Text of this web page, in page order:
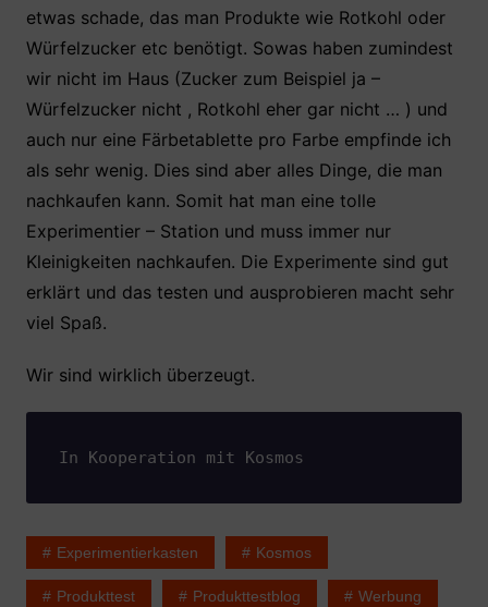
etwas schade, das man Produkte wie Rotkohl oder
Würfelzucker etc benötigt. Sowas haben zumindest
wir nicht im Haus (Zucker zum Beispiel ja –
Würfelzucker nicht , Rotkohl eher gar nicht … ) und
auch nur eine Färbetablette pro Farbe empfinde ich
als sehr wenig. Dies sind aber alles Dinge, die man
nachkaufen kann. Somit hat man eine tolle
Experimentier – Station und muss immer nur
Kleinigkeiten nachkaufen. Die Experimente sind gut
erklärt und das testen und ausprobieren macht sehr
viel Spaß.
Wir sind wirklich überzeugt.
In Kooperation mit Kosmos
Experimentierkasten Kosmos
Produkttest Produkttestblog Werbung